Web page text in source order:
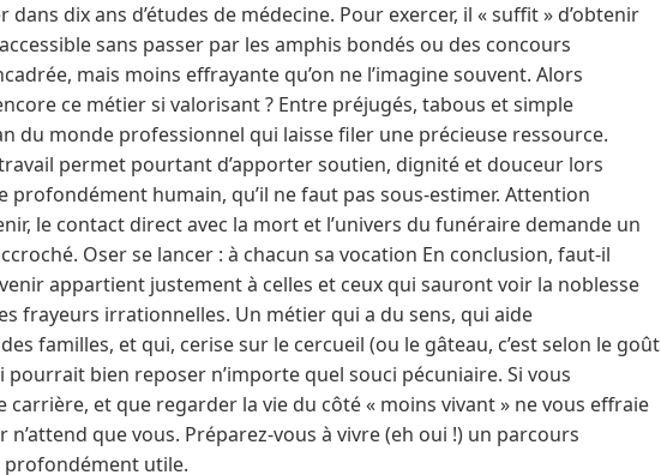
dans dix ans d’études de médecine. Pour exercer, il « suffit » d’obtenir
sans passer par les amphis bondés ou des concours
mais moins effrayante qu’on ne l’imagine souvent. Alors
ce métier si valorisant ? Entre préjugés, tabous et simple
du monde professionnel qui laisse filer une précieuse ressource.
permet pourtant d’apporter soutien, dignité et douceur lors
profondément humain, qu’il ne faut pas sous-estimer. Attention
le contact direct avec la mort et l’univers du funéraire demande un
Oser se lancer : à chacun sa vocation En conclusion, faut-il
appartient justement à celles et ceux qui sauront voir la noblesse
frayeurs irrationnelles. Un métier qui a du sens, qui aide
familles, et qui, cerise sur le cercueil (ou le gâteau, c’est selon le goût
bien reposer n’importe quel souci pécuniaire. Si vous
et que regarder la vie du côté « moins vivant » ne vous effraie
que vous. Préparez-vous à vivre (eh oui !) un parcours
utile.